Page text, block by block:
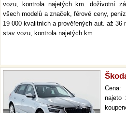
vozu, kontrola najetých km. doživotní
všech modelů a značek, férové ceny,
19 000 kvalitních a prověřených aut. až 36
stav vozu, kontrola najetých km.…
Cena:
najeto